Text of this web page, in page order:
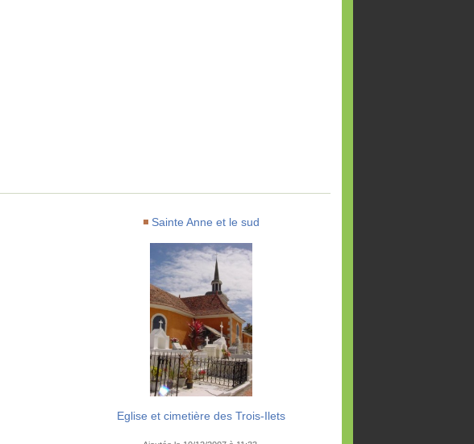
Sainte Anne et le sud
Eglise et cimetière des Trois-Ilets